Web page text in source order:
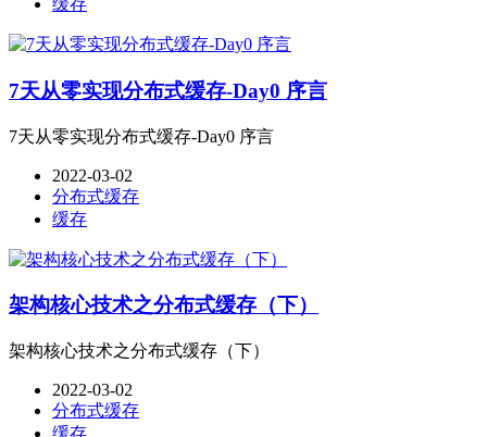
缓存
7天从零实现分布式缓存-Day0 序言
7天从零实现分布式缓存-Day0 序言
2022-03-02
分布式缓存
缓存
架构核心技术之分布式缓存（下）
架构核心技术之分布式缓存（下）
2022-03-02
分布式缓存
缓存